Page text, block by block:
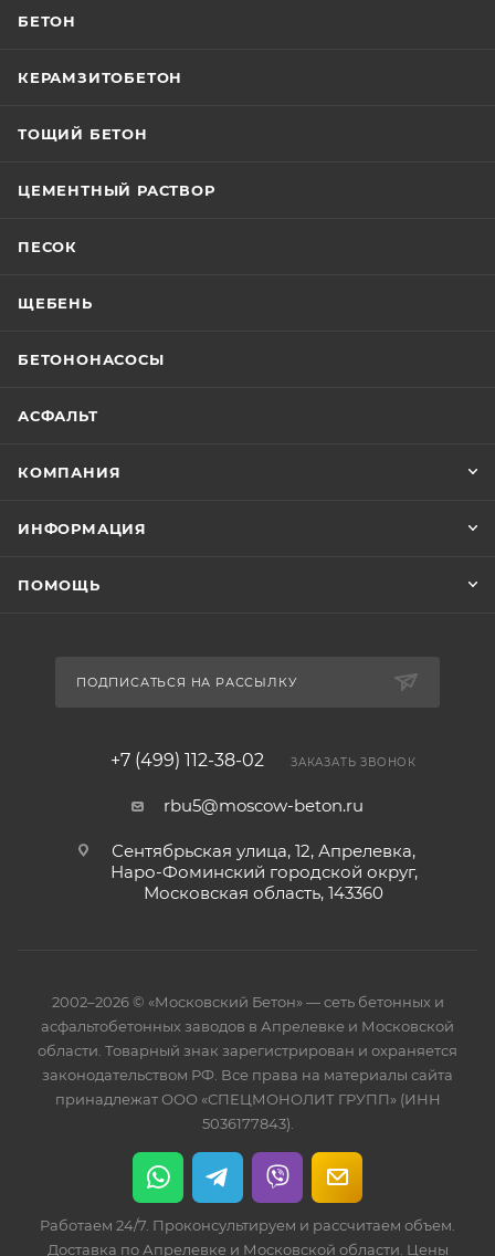
БЕТОН
КЕРАМЗИТОБЕТОН
ТОЩИЙ БЕТОН
ЦЕМЕНТНЫЙ РАСТВОР
ПЕСОК
ЩЕБЕНЬ
БЕТОНОНАСОСЫ
АСФАЛЬТ
КОМПАНИЯ
ИНФОРМАЦИЯ
ПОМОЩЬ
ПОДПИСАТЬСЯ НА РАССЫЛКУ
+7 (499) 112-38-02 ЗАКАЗАТЬ ЗВОНОК
rbu5@moscow-beton.ru
Сентябрьская улица, 12, Апрелевка,
Наро-Фоминский городской округ,
Московская область, 143360
2002–2026 © «Московский Бетон» — сеть бетонных и
асфальтобетонных заводов в Апрелевке и Московской
области. Товарный знак зарегистрирован и охраняется
законодательством РФ. Все права на материалы сайта
принадлежат ООО «СПЕЦМОНОЛИТ ГРУПП» (ИНН
5036177843).
Работаем 24/7. Проконсультируем и рассчитаем объем.
Доставка по Апрелевке и Московской области. Цены